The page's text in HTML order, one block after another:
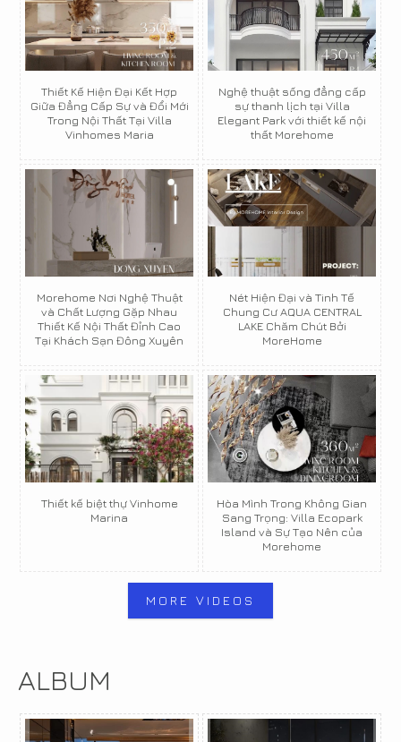
Thiết Kế Hiện Đại Kết Hợp
Giữa Đẳng Cấp Sự và Đổi Mới
Trong Nội Thất Tại Villa
Vinhomes Maria
Nghệ thuật sống đẳng cấp
sự thanh lịch tại Villa
Elegant Park với thiết kế nội
thất Morehome
Morehome Nơi Nghệ Thuật
và Chất Lượng Gặp Nhau
Thiết Kế Nội Thất Đỉnh Cao
Tại Khách Sạn Đông Xuyên
Nét Hiện Đại và Tinh Tế
Chung Cư AQUA CENTRAL
LAKE Chăm Chút Bởi
MoreHome
Thiết kế biệt thự Vinhome
Marina
Hòa Mình Trong Không Gian
Sang Trọng: Villa Ecopark
Island và Sự Tạo Nên của
Morehome
MORE VIDEOS
ALBUM